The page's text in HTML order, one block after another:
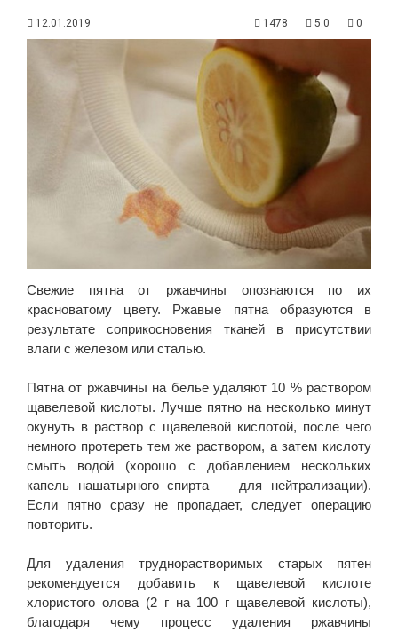
12.01.2019 1478 5.0 0
Свежие пятна от ржавчины опознаются по их
красноватому цвету. Ржавые пятна образуются в
результате соприкосновения тканей в присутствии
влаги с железом или сталью.
Пятна от ржавчины на белье удаляют 10 % раствором
щавелевой кислоты. Лучше пятно на несколько минут
окунуть в раствор с щавелевой кислотой, после чего
немного протереть тем же раствором, а затем кислоту
смыть водой (хорошо с добавлением нескольких
капель нашатырного спирта — для нейтрализации).
Если пятно сразу не пропадает, следует операцию
повторить.
Для удаления труднорастворимых старых пятен
рекомендуется добавить к щавелевой кислоте
хлористого олова (2 г на 100 г щавелевой кислоты),
благодаря чему процесс удаления ржавчины